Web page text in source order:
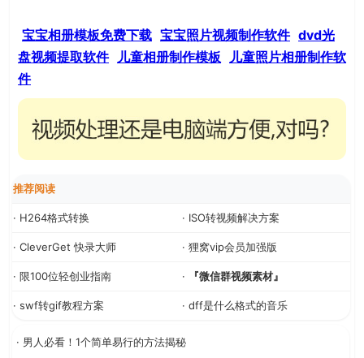
宝宝相册模板免费下载 宝宝照片视频制作软件 dvd光
盘视频提取软件
儿童相册制作模板
儿童照片相册制作软
件
推荐阅读
· H264格式转换 · ISO转视频解决方案
· CleverGet 快录大师 · 狸窝vip会员加强版
· 限100位轻创业指南 · 『微信群视频素材』
· swf转gif教程方案 · dff是什么格式的音乐
· 男人必看！1个简单易行的方法揭秘